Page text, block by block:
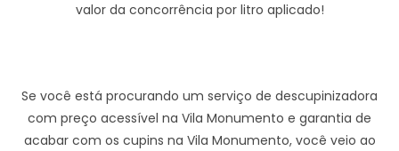
valor da concorrência por litro aplicado!
Se você está procurando um serviço de descupinizadora
com preço acessível na Vila Monumento e garantia de
acabar com os cupins na Vila Monumento, você veio ao